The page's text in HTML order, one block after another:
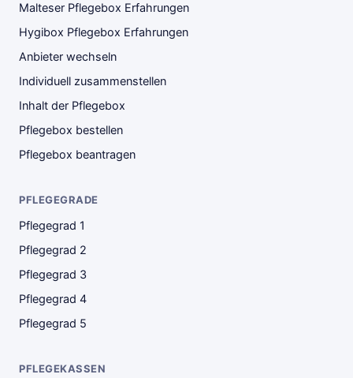
Malteser Pflegebox Erfahrungen
Hygibox Pflegebox Erfahrungen
Anbieter wechseln
Individuell zusammenstellen
Inhalt der Pflegebox
Pflegebox bestellen
Pflegebox beantragen
PFLEGEGRADE
Pflegegrad 1
Pflegegrad 2
Pflegegrad 3
Pflegegrad 4
Pflegegrad 5
PFLEGEKASSEN